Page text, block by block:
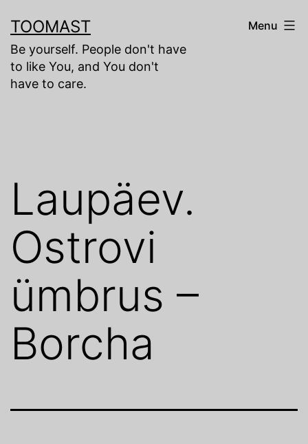
to
content
TOOMAST
Be yourself. People don't have
to like You, and You don't
have to care.
Menu
Laupäev.
Ostrovi
ümbrus –
Borcha